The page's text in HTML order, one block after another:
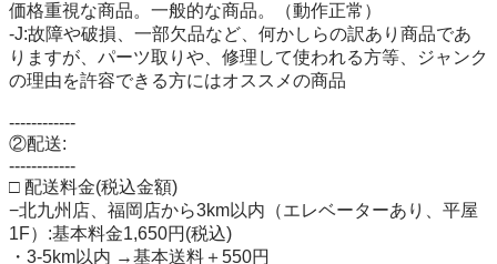
価格重視な商品。一般的な商品。（動作正常）
-J:故障や破損、一部欠品など、何かしらの訳あり商品であ
りますが、パーツ取りや、修理して使われる方等、ジャンク
の理由を許容できる方にはオススメの商品
------------
②配送:
------------
□ 配送料金(税込金額)
−北九州店、福岡店から3km以内（エレベーターあり、平屋
1F）:基本料金1,650円(税込)
・3-5km以内 →基本送料＋550円